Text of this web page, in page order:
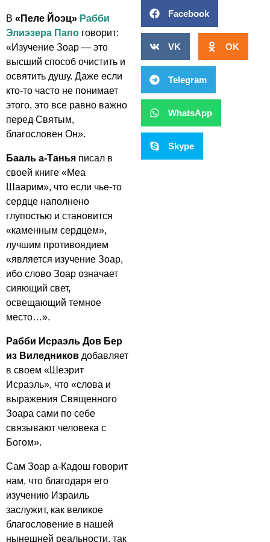
В «Пеле Йоэц» Рабби
Элиэзера Папо говорит:
«Изучение Зоар — это
высший способ очистить и
освятить душу. Даже если
кто-то часто не понимает
этого, это все равно важно
перед Святым,
благословен Он».
Бааль а-Танья писал в
своей книге «Меа
Шаарим», что если чье-то
сердце наполнено
глупостью и становится
«каменным сердцем»,
лучшим противоядием
«является изучение Зоар,
ибо слово Зоар означает
сияющий свет,
освещающий темное
место…».
Рабби Исраэль Дов Бер
из Виледников добавляет
в своем «Шеэрит
Исраэль», что «слова и
выражения Священного
Зоара сами по себе
связывают человека с
Богом».
Сам Зоар а-Кадош говорит
нам, что благодаря его
изучению Израиль
заслужит, как великое
благословение в нашей
нынешней реальности, так
Facebook
VK OK
Telegram
WhatsApp
Skype